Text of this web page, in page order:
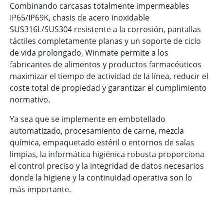
Combinando carcasas totalmente impermeables
IP65/IP69K, chasis de acero inoxidable
SUS316L/SUS304 resistente a la corrosión, pantallas
táctiles completamente planas y un soporte de ciclo
de vida prolongado, Winmate permite a los
fabricantes de alimentos y productos farmacéuticos
maximizar el tiempo de actividad de la línea, reducir el
coste total de propiedad y garantizar el cumplimiento
normativo.
Ya sea que se implemente en embotellado
automatizado, procesamiento de carne, mezcla
química, empaquetado estéril o entornos de salas
limpias, la informática higiénica robusta proporciona
el control preciso y la integridad de datos necesarios
donde la higiene y la continuidad operativa son lo
más importante.